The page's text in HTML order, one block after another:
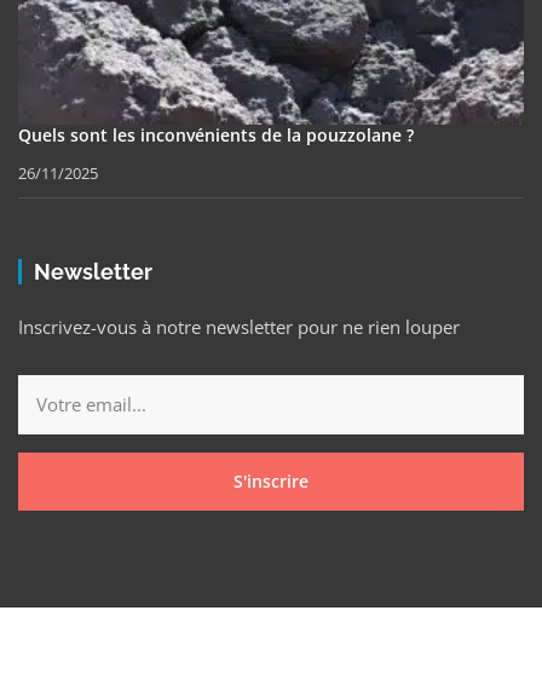
Quels sont les inconvénients de la pouzzolane ?
26/11/2025
Newsletter
Inscrivez-vous à notre newsletter pour ne rien louper
S'inscrire